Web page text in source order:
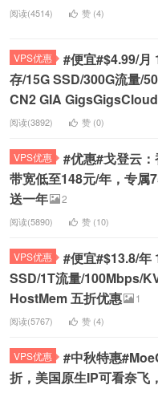
阅读(4514) 赞 (4)
VPS优惠
#便宜#$4.99/月
存/15G SSD/300G流量/
CN2 GIA GigsGigsCloud
阅读(3892) 赞 (0)
VPS优惠
#优惠#戈登云
带宽低至148元/年，专属
送一年
2
阅读(5890) 赞 (10)
VPS优惠
#便宜#$13.8/年
SSD/1T流量/100Mbps/
HostMem 五折优惠
1
阅读(5767) 赞 (4)
VPS优惠
#中秋特惠
折，美国原生IP可看奈飞